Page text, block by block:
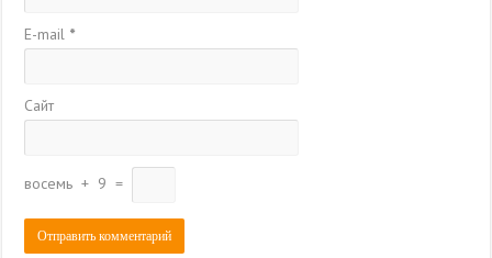
E-mail *
Сайт
восемь + 9 =